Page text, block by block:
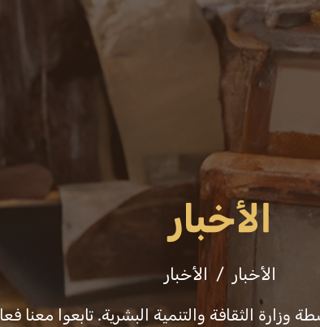
ثقافة وفنون التشريعات والقرارات
الأخبار
الأخبار الأخبار
الثقافة والتنمية البشرية. تابعوا معنا